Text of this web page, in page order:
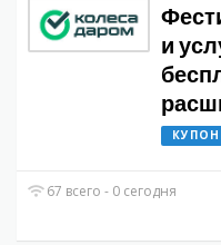
и
67 всего - 0 сегодня